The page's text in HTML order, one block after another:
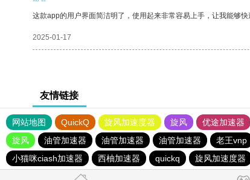
这款app的用户界面简洁明了，使用起来非常容易上手，让我能够快
2025-01-17
友情链接
网站地图 QuickQ 旋风加速度器 旋风 优途加速器
旋风
油管加速器 油管加速器 油管加速器 老王vnp
小猫咪ciash加速器
西柚加速器 quickq 旋风加速度器